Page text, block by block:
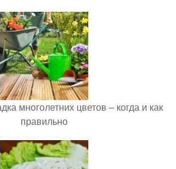
многолетних цветов – когда и как
правильно